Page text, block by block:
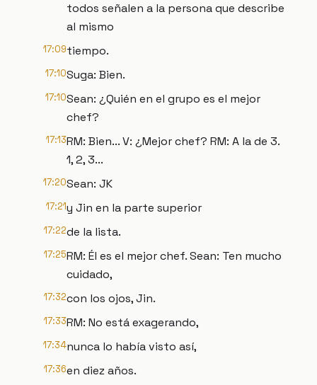
todos señalen a la persona que describe
al mismo
17:09tiempo.
17:10Suga: Bien.
17:10Sean: ¿Quién en el grupo es el mejor
chef?
17:13RM: Bien... V: ¿Mejor chef? RM: A la de 3.
1, 2, 3...
17:20Sean: JK
17:21y Jin en la parte superior
17:22de la lista.
17:25RM: Él es el mejor chef. Sean: Ten mucho
cuidado,
17:32con los ojos, Jin.
17:33RM: No está exagerando,
17:34nunca lo había visto así,
17:36en diez años.